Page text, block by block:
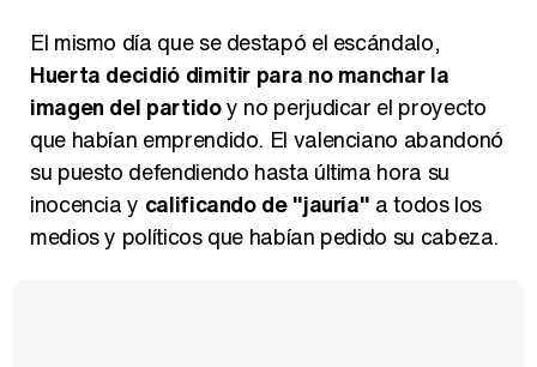
El mismo día que se destapó el escándalo,
Huerta decidió dimitir para no manchar la
imagen del partidoy no perjudicar el proyecto
que habían emprendido. El valenciano abandonó
su puesto defendiendo hasta última hora su
inocencia y calificando de "jauría" a todos los
medios y políticos que habían pedido su cabeza.